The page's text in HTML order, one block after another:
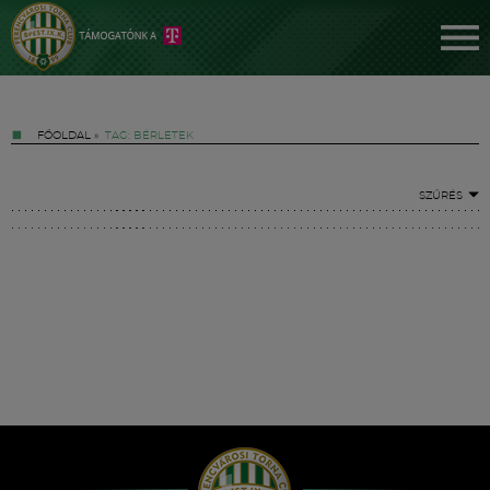
FŐOLDAL » TAG: BÉRLETEK
SZŰRÉS
Hírek